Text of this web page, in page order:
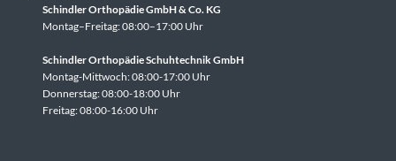
Schindler Orthopädie GmbH & Co. KG
Montag–Freitag: 08:00–17:00 Uhr
Schindler Orthopädie Schuhtechnik GmbH
Montag-Mittwoch: 08:00-17:00 Uhr
Donnerstag: 08:00-18:00 Uhr
Freitag: 08:00-16:00 Uhr